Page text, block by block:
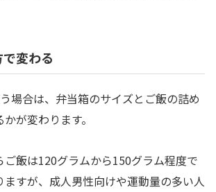
変わる
場合は、弁当箱のサイズとご飯の詰め
が変わります。
ご飯は120グラムから150グラム程度で
ますが、成人男性向けや運動量の多い人